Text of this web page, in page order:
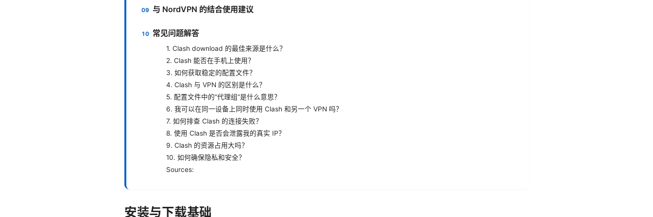
与 NordVPN 的结合使用建议
常见问题解答
1. Clash download 的最佳来源是什么？
2. Clash 能否在手机上使用？
3. 如何获取稳定的配置文件？
4. Clash 与 VPN 的区别是什么？
5. 配置文件中的“代理组”是什么意思？
6. 我可以在同一设备上同时使用 Clash 和另一个 VPN 吗？
7. 如何排查 Clash 的连接失败？
8. 使用 Clash 是否会泄露我的真实 IP？
9. Clash 的资源占用大吗？
10. 如何确保隐私和安全？
Sources:
安装与下载基础